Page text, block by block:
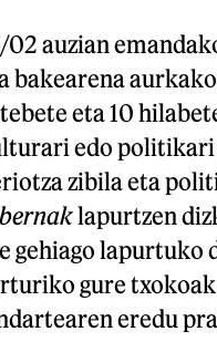
02 auzian
bakearena
eta 10
edo politikari
zibila eta
lapurtzen
gehiago lapurtuko
gure
eredu